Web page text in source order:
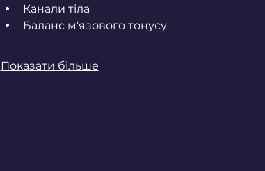
Канали тіла
Баланс м'язового тонусу
Показати більше